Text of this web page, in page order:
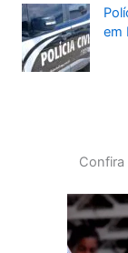
em
Confira